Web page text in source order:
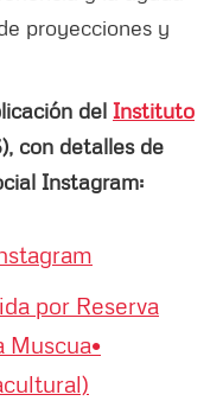
proyecciones y
del Instituto
con detalles de
Instagram:
por Reserva
Muscua•